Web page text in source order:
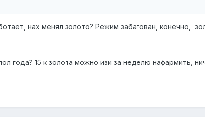
нах менял золото? Режим забагован, конечно,
года? 15 к золота можно изи за неделю нафармить,